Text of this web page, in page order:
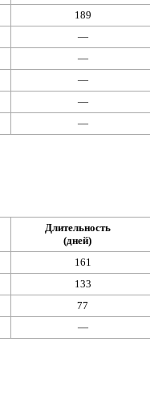
189
—
—
—
—
—
Длительность
(дней)
161
133
77
—